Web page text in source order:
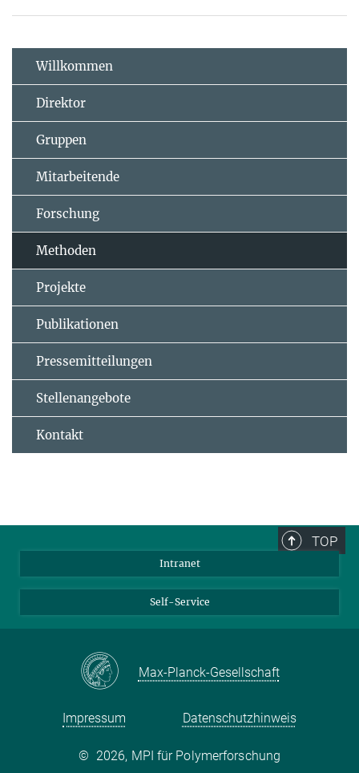
Willkommen
Direktor
Gruppen
Mitarbeitende
Forschung
Methoden
Projekte
Publikationen
Pressemitteilungen
Stellenangebote
Kontakt
TOP
Intranet
Self-Service
Max-Planck-Gesellschaft
Impressum Datenschutzhinweis
© 2026, MPI für Polymerforschung